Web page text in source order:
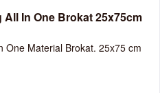
In One Brokat 25x75cm
One Material Brokat. 25x75 cm